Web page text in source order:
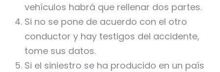
vehículos habrá que rellenar dos partes.
Si no se pone de acuerdo con el otro
conductor y hay testigos del accidente,
tome sus datos.
Si el siniestro se ha producido en un país